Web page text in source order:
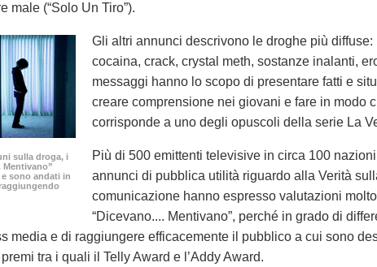
male (“Solo Un Tiro”).
sulla droga, i
Mentivano”
e sono andati in
Gli altri annunci descrivono le droghe più diffuse:
cocaina, crack, crystal meth, sostanze inalanti,
messaggi hanno lo scopo di presentare fatti e
creare comprensione nei giovani e fare in modo
corrisponde a uno degli opuscoli della serie La
Più di 500 emittenti televisive in circa 100
annunci di pubblica utilità riguardo alla Verità
comunicazione hanno espresso valutazioni
“Dicevano.... Mentivano”, perché in grado di
media e di raggiungere efficacemente il pubblico a cui sono
tra i quali il Telly Award e l’Addy Award.